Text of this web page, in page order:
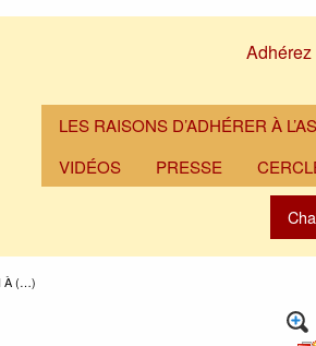
Adhérez
LES RAISONS D’ADHÉRER À
VIDÉOS
PRESSE
À (…)